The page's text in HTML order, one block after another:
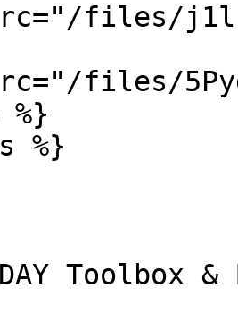
files/
files/
%}
Toolbox